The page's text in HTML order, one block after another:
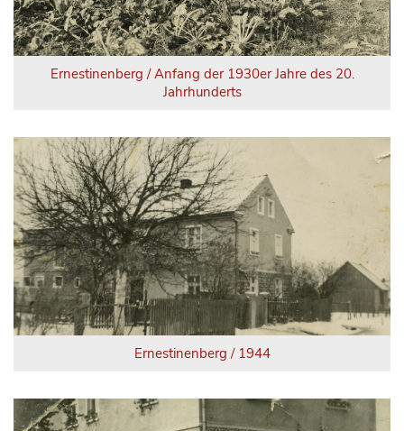
Ernestinenberg / Anfang der 1930er Jahre des 20.
Jahrhunderts
Ernestinenberg / 1944